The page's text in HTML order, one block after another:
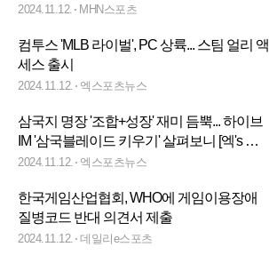
2024.11.12. MHN스포츠
컴투스 'MLB 라이벌', PC 상륙... 스팀 얼리 액
세스 출시
2024.11.12. 엑스포츠뉴스
삼국지 명장 '조합+성장' 재미 듬뿍... 하이브
IM '삼국블레이드 키우기' 살펴보니 [엑's 리
뷰]
2024.11.12. 엑스포츠뉴스
한국게임산업협회, WHO에 게임이용장애
질병코드 반대 의견서 제출
2024.11.12. 데일리e스포츠